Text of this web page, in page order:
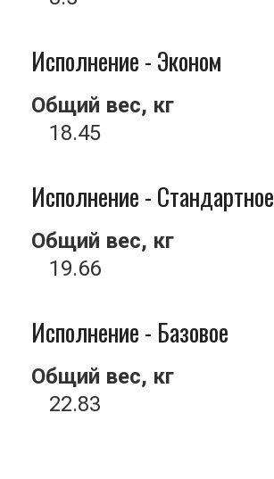
Исполнение - Эконом
Общий вес, кг
18.45
Исполнение - Стандартное
Общий вес, кг
19.66
Исполнение - Базовое
Общий вес, кг
22.83